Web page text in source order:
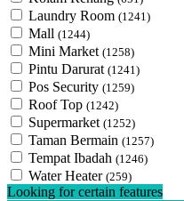
Laundry Room (1241)
Mall (1244)
Mini Market (1258)
Pintu Darurat (1241)
Pos Security (1259)
Roof Top (1242)
Supermarket (1252)
Taman Bermain (1257)
Tempat Ibadah (1246)
Water Heater (259)
Looking for certain features